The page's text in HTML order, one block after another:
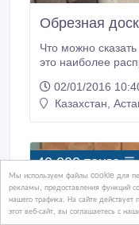
Мы используем файлы cookie для
рекламы, предоставления функций
нашего трафика. На сайте действует
этот веб-сайт, вы соглашаетесь с
Обрезная
Что можно сказать о
это наиболее
используют
из
100 до 200 мм.
02/01/2016
Казахстан,
40 000 тенге 〒